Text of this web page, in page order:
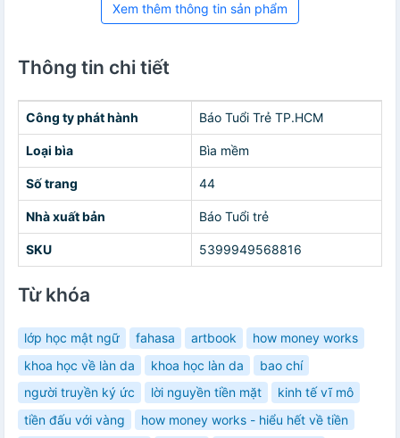
Xem thêm thông tin sản phẩm
Thông tin chi tiết
Công ty phát hành Báo Tuổi Trẻ TP.HCM
Loại bìa Bìa mềm
Số trang 44
Nhà xuất bản Báo Tuổi trẻ
SKU 5399949568816
Từ khóa
lớp học mật ngữ fahasa artbook
how money works
khoa học về làn da
khoa học làn da
bao chí
người truyền ký ức
lời nguyền tiền mặt
kinh tế vĩ mô
tiền đấu với vàng
how money works - hiểu hết về tiền